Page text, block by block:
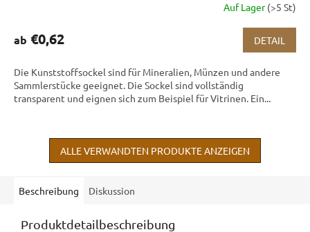
Auf Lager(>5 St)
ab €0,62 DETAIL
Die Kunststoffsockel sind für Mineralien, Münzen und andere
Sammlerstücke geeignet. Die Sockel sind vollständig
transparent und eignen sich zum Beispiel für Vitrinen. Ein...
ALLE VERWANDTEN PRODUKTE ANZEIGEN
Beschreibung Diskussion
Produktdetailbeschreibung